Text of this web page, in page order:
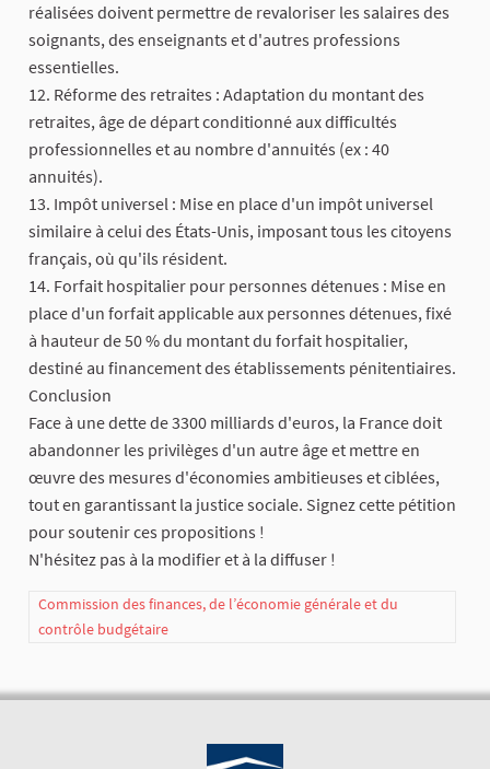
réalisées doivent permettre de revaloriser les salaires des
soignants, des enseignants et d'autres professions
essentielles.
12. Réforme des retraites : Adaptation du montant des
retraites, âge de départ conditionné aux difficultés
professionnelles et au nombre d'annuités (ex : 40
annuités).
13. Impôt universel : Mise en place d'un impôt universel
similaire à celui des États-Unis, imposant tous les citoyens
français, où qu'ils résident.
14. Forfait hospitalier pour personnes détenues : Mise en
place d'un forfait applicable aux personnes détenues, fixé
à hauteur de 50 % du montant du forfait hospitalier,
destiné au financement des établissements pénitentiaires.
Conclusion
Face à une dette de 3300 milliards d'euros, la France doit
abandonner les privilèges d'un autre âge et mettre en
œuvre des mesures d'économies ambitieuses et ciblées,
tout en garantissant la justice sociale. Signez cette pétition
pour soutenir ces propositions !
N'hésitez pas à la modifier et à la diffuser !
Commission des finances, de l’économie générale et du
contrôle budgétaire